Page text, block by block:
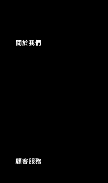
關於我們
顧客服務